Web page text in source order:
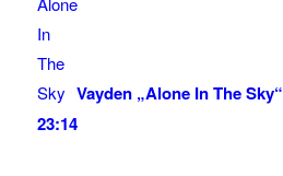
Vayden „Alone In The Sky“
23:14